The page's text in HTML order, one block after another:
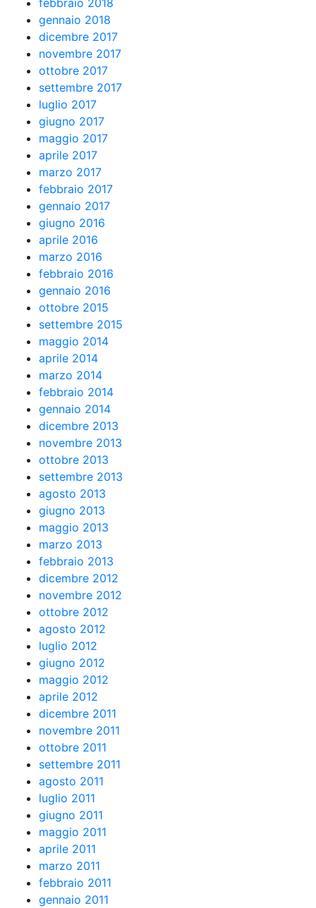
febbraio 2018
gennaio 2018
dicembre 2017
novembre 2017
ottobre 2017
settembre 2017
luglio 2017
giugno 2017
maggio 2017
aprile 2017
marzo 2017
febbraio 2017
gennaio 2017
giugno 2016
aprile 2016
marzo 2016
febbraio 2016
gennaio 2016
ottobre 2015
settembre 2015
maggio 2014
aprile 2014
marzo 2014
febbraio 2014
gennaio 2014
dicembre 2013
novembre 2013
ottobre 2013
settembre 2013
agosto 2013
giugno 2013
maggio 2013
marzo 2013
febbraio 2013
dicembre 2012
novembre 2012
ottobre 2012
agosto 2012
luglio 2012
giugno 2012
maggio 2012
aprile 2012
dicembre 2011
novembre 2011
ottobre 2011
settembre 2011
agosto 2011
luglio 2011
giugno 2011
maggio 2011
aprile 2011
marzo 2011
febbraio 2011
gennaio 2011